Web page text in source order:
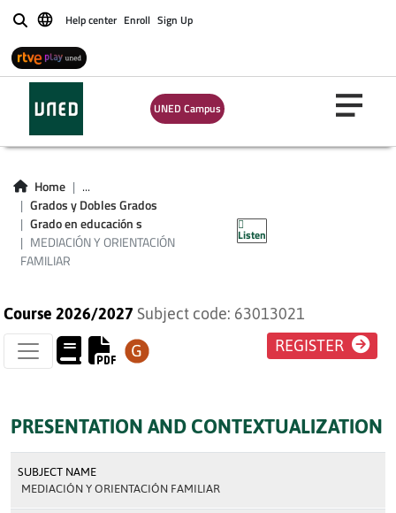
BuscarHelp center Enroll Sign Up
UNED Campus
Home
...
Grados y Dobles Grados
Grado en educación s
MEDIACIÓN Y ORIENTACIÓN
FAMILIAR
Listen
MEDIACIÓN Y
ORIENTACIÓN
FAMILIAR
Course 2026/2027 Subject code: 63013021
REGISTER
PRESENTATION AND CONTEXTUALIZATION
SUBJECT NAME
MEDIACIÓN Y ORIENTACIÓN FAMILIAR